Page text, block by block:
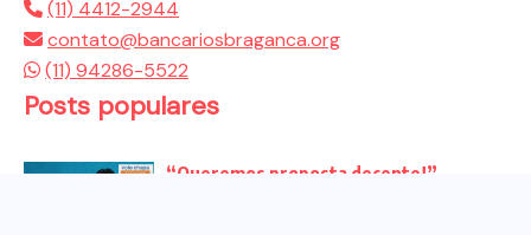
(11) 4412-2944
contato@bancariosbraganca.org
(11) 94286-5522
Posts populares
“Queremos proposta decente!”